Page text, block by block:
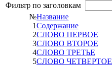
Фильтр по заголовкам
№Название
1Содержание
2СЛОВО ПЕРВОЕ
3СЛОВО ВТОРОЕ
4СЛОВО ТРЕТЬЕ
5СЛОВО ЧЕТВЕРТОЕ